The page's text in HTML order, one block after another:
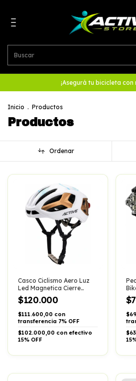
¡Asegurá tu bicicleta con
Inicio . Productos
Productos
Ordenar
Casco Ciclismo Aero Luz
Led Magnetica Cierre
Imantado Active
$120.000
$111.600,00 con
transferencia 7% OFF
$102.000,00 con efectivo
15% OFF